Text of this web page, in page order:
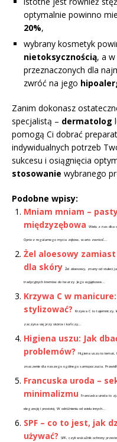
optymalnie powinno
20%,
wybrany kosmetyk
nietoksycznością, a
przeznaczonych dla
zwróć na jego
Zanim dokonasz
specjalistą – dermatolog
pomogą Ci dobrać
indywidualnych potrzeb
sukcesu i osiągnięcia
stosowanie wybranego
Podobne wpisy:
Mniam mniam –
międzyzębowa
Wielu z nas dba
Oprócz regularnego mycia zębów, warto zwrócić...
Żel aloesowy
dla skóry Żel aloesowy, znany od stuleci
tradycyjnych kremów do twarzy. Jego wyjątkowe...
Krzywa C w
stylizować?
Krzywa C to tajemniczy,
zaczyna się przy skórce i kończy...
Higiena uszu: Jak
problemów?
Higiena uszu to temat,
znaczenie dla naszego ogólnego samopoczucia.
Francuska uroda –
minimalizmu
Francuska uroda to
elegancję i prostotę. W odróżnieniu od wielu innych...
SPF – co to jest, jak
używać?
SPF, czyli wskaźnik ochrony